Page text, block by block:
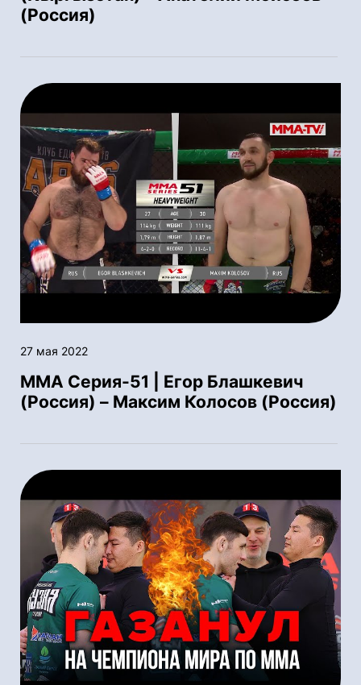
(Россия)
27 мая 2022
ММА Серия-51 | Егор Блашкевич
(Россия) – Максим Колосов (Россия)